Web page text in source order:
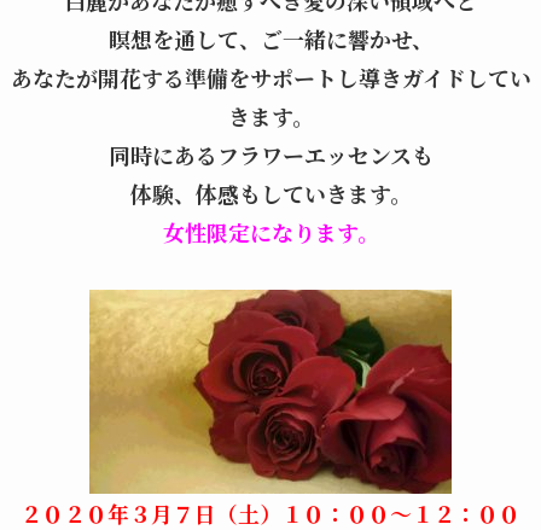
瞑想を通して、ご一緒に響かせ、
あなたが開花する準備をサポートし導きガイドしてい
きます。
同時にあるフラワーエッセンスも
体験、体感もしていきます。
女性限定になります。
２０２０年３月７日（土）１０：００～１２：００